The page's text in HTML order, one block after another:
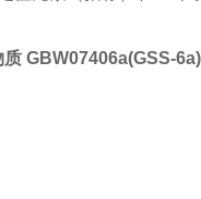
GBW07406a(GSS-6a)